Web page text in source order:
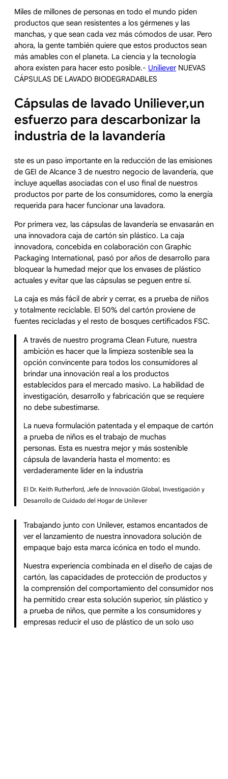
Miles de millones de personas en todo el mundo piden
productos que sean resistentes a los gérmenes y las
manchas, y que sean cada vez más cómodos de usar. Pero
ahora, la gente también quiere que estos productos sean
más amables con el planeta. La ciencia y la tecnología
ahora existen para hacer esto posible.- Uniliever NUEVAS
CÁPSULAS DE LAVADO BIODEGRADABLES
Cápsulas de lavado Uniliever,un
esfuerzo para descarbonizar la
industria de la lavandería
ste es un paso importante en la reducción de las emisiones
de GEI de Alcance 3 de nuestro negocio de lavandería, que
incluye aquellas asociadas con el uso final de nuestros
productos por parte de los consumidores, como la energía
requerida para hacer funcionar una lavadora.
Por primera vez, las cápsulas de lavandería se envasarán en
una innovadora caja de cartón sin plástico. La caja
innovadora, concebida en colaboración con Graphic
Packaging International, pasó por años de desarrollo para
bloquear la humedad mejor que los envases de plástico
actuales y evitar que las cápsulas se peguen entre sí.
La caja es más fácil de abrir y cerrar, es a prueba de niños
y totalmente reciclable. El 50% del cartón proviene de
fuentes recicladas y el resto de bosques certificados FSC.
A través de nuestro programa Clean Future, nuestra
ambición es hacer que la limpieza sostenible sea la
opción convincente para todos los consumidores al
brindar una innovación real a los productos
establecidos para el mercado masivo. La habilidad de
investigación, desarrollo y fabricación que se requiere
no debe subestimarse.
La nueva formulación patentada y el empaque de cartón
a prueba de niños es el trabajo de muchas
personas. Esta es nuestra mejor y más sostenible
cápsula de lavandería hasta el momento: es
verdaderamente líder en la industria
El Dr. Keith Rutherford, Jefe de Innovación Global, Investigación y
Desarrollo de Cuidado del Hogar de Unilever
Trabajando junto con Unilever, estamos encantados de
ver el lanzamiento de nuestra innovadora solución de
empaque bajo esta marca icónica en todo el mundo.
Nuestra experiencia combinada en el diseño de cajas de
cartón, las capacidades de protección de productos y
la comprensión del comportamiento del consumidor nos
ha permitido crear esta solución superior, sin plástico y
a prueba de niños, que permite a los consumidores y
empresas reducir el uso de plástico de un solo uso